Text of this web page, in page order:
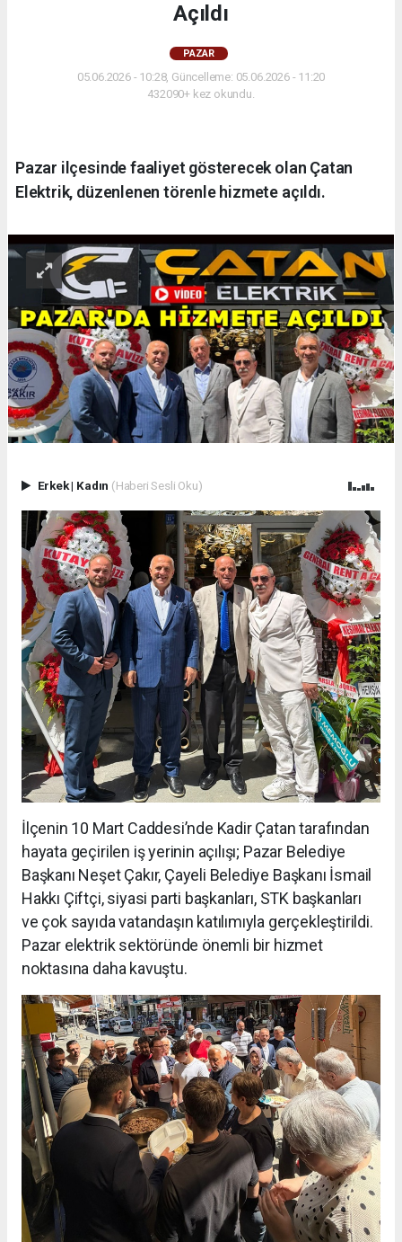
Açıldı
PAZAR
05.06.2026 - 10:28, Güncelleme: 05.06.2026 - 11:20
432090+ kez okundu.
Pazar ilçesinde faaliyet gösterecek olan Çatan
Elektrik, düzenlenen törenle hizmete açıldı.
Erkek| Kadın (Haberi Sesli Oku)
İlçenin 10 Mart Caddesi’nde Kadir Çatan tarafından
hayata geçirilen iş yerinin açılışı; Pazar Belediye
Başkanı Neşet Çakır, Çayeli Belediye Başkanı İsmail
Hakkı Çiftçi, siyasi parti başkanları, STK başkanları
ve çok sayıda vatandaşın katılımıyla gerçekleştirildi.
Pazar elektrik sektöründe önemli bir hizmet
noktasına daha kavuştu.